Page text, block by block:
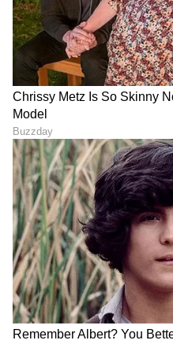
DOWNLOAD APP
RECOMMENDED STORIES